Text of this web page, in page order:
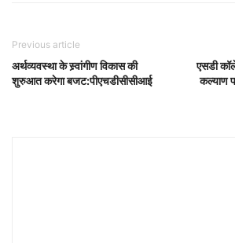
Previous article
अर्थव्यवस्था के स्र्वांगीण विकास की
शुरुआत करेगा बजट:पीएचडीसीसीआई
एसडी
कल्याण